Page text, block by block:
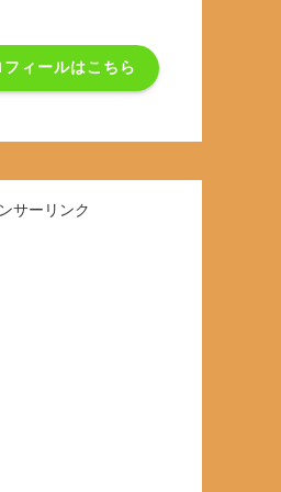
ィールはこちら
サーリンク